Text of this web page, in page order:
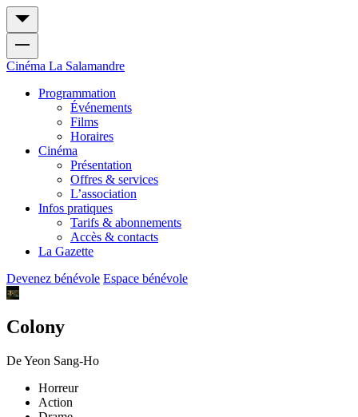
Cinéma La Salamandre
Programmation
Événements
Films
Horaires
Cinéma
Présentation
Offres & services
L’association
Infos pratiques
Tarifs & abonnements
Accès & contacts
La Gazette
Devenez bénévole Espace bénévole
Colony
De Yeon Sang-Ho
Horreur
Action